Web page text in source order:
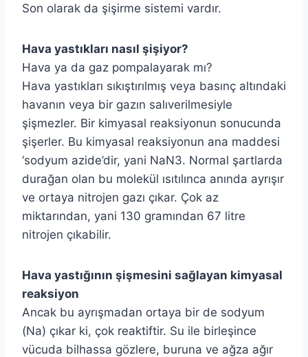
Son olarak da şişirme sistemi vardır.
Hava yastıkları nasıl şişiyor?
Hava ya da gaz pompalayarak mı?
Hava yastıkları sıkıştırılmış veya basınç altındaki
havanın veya bir gazın salıverilmesiyle
şişmezler. Bir kimyasal reaksiyonun sonucunda
şişerler. Bu kimyasal reaksiyonun ana maddesi
‘sodyum azide’dir, yani NaN3. Normal şartlarda
durağan olan bu molekül ısıtılınca anında ayrışır
ve ortaya nitrojen gazı çıkar. Çok az
miktarından, yani 130 gramından 67 litre
nitrojen çıkabilir.
Hava yastığının şişmesini sağlayan kimyasal
reaksiyon
Ancak bu ayrışmadan ortaya bir de sodyum
(Na) çıkar ki, çok reaktiftir. Su ile birleşince
vücuda bilhassa gözlere, buruna ve ağza ağır